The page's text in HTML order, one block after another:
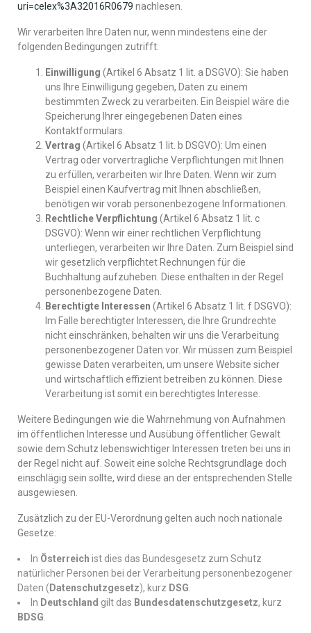
uri=celex%3A32016R0679 nachlesen.
Wir verarbeiten Ihre Daten nur, wenn mindestens eine der
folgenden Bedingungen zutrifft:
Einwilligung (Artikel 6 Absatz 1 lit. a DSGVO): Sie haben
uns Ihre Einwilligung gegeben, Daten zu einem
bestimmten Zweck zu verarbeiten. Ein Beispiel wäre die
Speicherung Ihrer eingegebenen Daten eines
Kontaktformulars.
Vertrag (Artikel 6 Absatz 1 lit. b DSGVO): Um einen
Vertrag oder vorvertragliche Verpflichtungen mit Ihnen
zu erfüllen, verarbeiten wir Ihre Daten. Wenn wir zum
Beispiel einen Kaufvertrag mit Ihnen abschließen,
benötigen wir vorab personenbezogene Informationen.
Rechtliche Verpflichtung (Artikel 6 Absatz 1 lit. c
DSGVO): Wenn wir einer rechtlichen Verpflichtung
unterliegen, verarbeiten wir Ihre Daten. Zum Beispiel sind
wir gesetzlich verpflichtet Rechnungen für die
Buchhaltung aufzuheben. Diese enthalten in der Regel
personenbezogene Daten.
Berechtigte Interessen (Artikel 6 Absatz 1 lit. f DSGVO):
Im Falle berechtigter Interessen, die Ihre Grundrechte
nicht einschränken, behalten wir uns die Verarbeitung
personenbezogener Daten vor. Wir müssen zum Beispiel
gewisse Daten verarbeiten, um unsere Website sicher
und wirtschaftlich effizient betreiben zu können. Diese
Verarbeitung ist somit ein berechtigtes Interesse.
Weitere Bedingungen wie die Wahrnehmung von Aufnahmen
im öffentlichen Interesse und Ausübung öffentlicher Gewalt
sowie dem Schutz lebenswichtiger Interessen treten bei uns in
der Regel nicht auf. Soweit eine solche Rechtsgrundlage doch
einschlägig sein sollte, wird diese an der entsprechenden Stelle
ausgewiesen.
Zusätzlich zu der EU-Verordnung gelten auch noch nationale
Gesetze:
In Österreich ist dies das Bundesgesetz zum Schutz
natürlicher Personen bei der Verarbeitung personenbezogener
Daten ( Datenschutzgesetz), kurz DSG.
In Deutschland gilt das Bundesdatenschutzgesetz, kurz
BDSG.